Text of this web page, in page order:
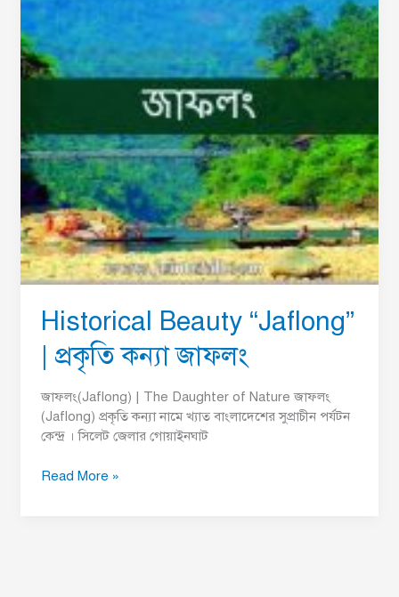
Historical Beauty “Jaflong”
| প্রকৃতি কন্যা জাফলং
জাফলং(Jaflong) | The Daughter of Nature জাফলং
(Jaflong) প্রকৃতি কন্যা নামে খ্যাত বাংলাদেশের সুপ্রাচীন পর্যটন
কেন্দ্র । সিলেট জেলার গোয়াইনঘাট
প্রকৃতি
কন্যা
জাফলং
Read More »